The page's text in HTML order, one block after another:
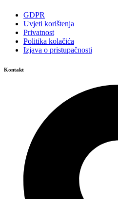
GDPR
Uvjeti korištenja
Privatnost
Politika kolačića
Izjava o pristupačnosti
Kontakt